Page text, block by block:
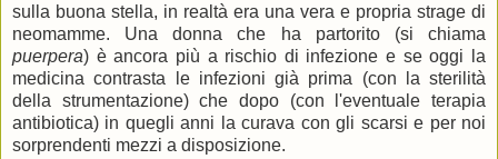
sulla buona stella, in realtà era una vera e propria strage di
neomamme. Una donna che ha partorito (si chiama
puerpera) è ancora più a rischio di infezione e se oggi la
medicina contrasta le infezioni già prima (con la sterilità
della strumentazione) che dopo (con l'eventuale terapia
antibiotica) in quegli anni la curava con gli scarsi e per noi
sorprendenti mezzi a disposizione.